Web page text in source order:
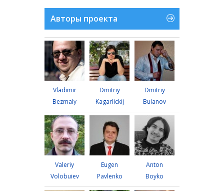
Авторы проекта
Vladimir
Bezmaly
Dmitriy
Kagarlickij
Dmitriy
Bulanov
Valeriy
Volobuiev
Eugen
Pavlenko
Anton
Boyko